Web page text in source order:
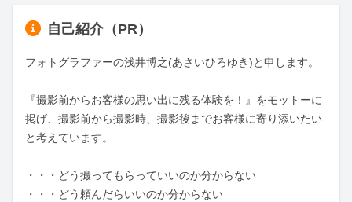
自己紹介（PR）
フォトグラファーの浅井博之(あさいひろゆき)と申します。
『撮影前からお客様の思い出に残る体験を！』をモットーに
掲げ、撮影前から撮影時、撮影後までお客様に寄り添いたい
と考えています。
・・・どう撮ってもらっていいのか分からない
・・・どう頼んだらいいのか分からない